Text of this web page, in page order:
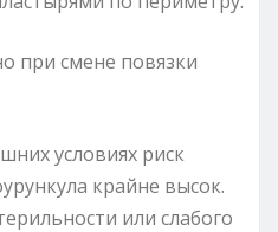
при смене повязки
условиях риск
крайне высок.
или слабого